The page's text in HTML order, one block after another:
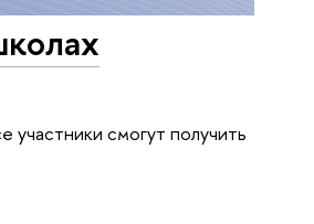
участники смогут получить